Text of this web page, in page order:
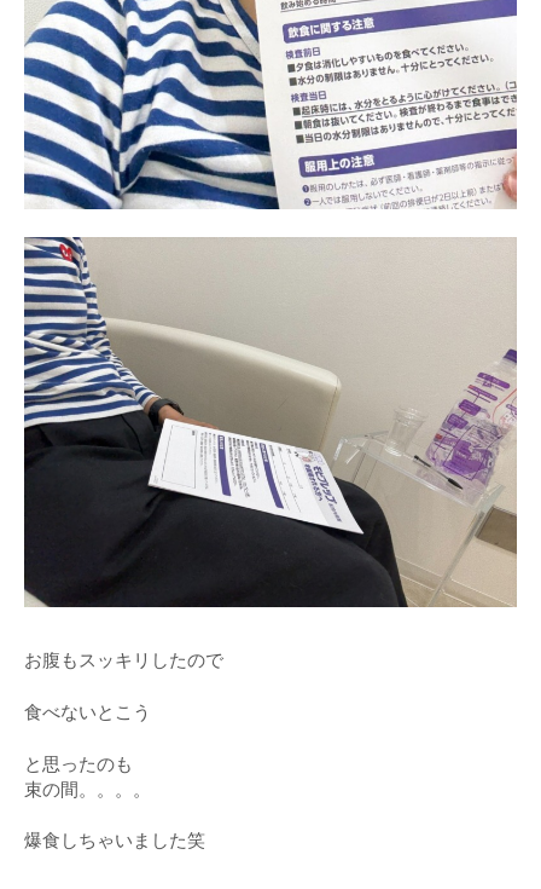
お腹もスッキリしたので
食べないとこう
と思ったのも
束の間。。。。
爆食しちゃいました笑